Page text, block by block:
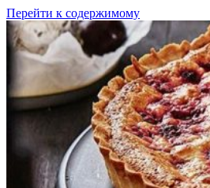
Перейти к содержимому